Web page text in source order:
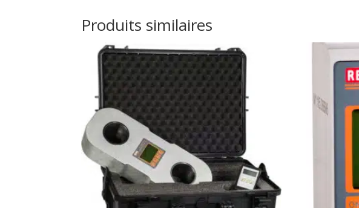
Produits similaires